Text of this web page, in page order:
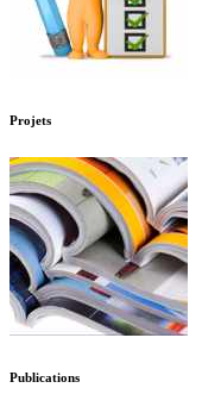
Projets
Publications